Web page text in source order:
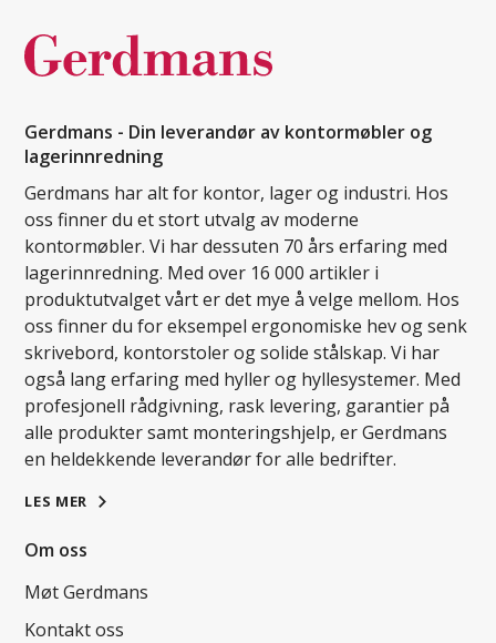
Gerdmans - Din leverandør av kontormøbler og
lagerinnredning
Gerdmans har alt for kontor, lager og industri. Hos
oss finner du et stort utvalg av moderne
kontormøbler. Vi har dessuten 70 års erfaring med
lagerinnredning. Med over 16 000 artikler i
produktutvalget vårt er det mye å velge mellom. Hos
oss finner du for eksempel ergonomiske hev og senk
skrivebord, kontorstoler og solide stålskap. Vi har
også lang erfaring med hyller og hyllesystemer. Med
profesjonell rådgivning, rask levering, garantier på
alle produkter samt monteringshjelp, er Gerdmans
en heldekkende leverandør for alle bedrifter.
LES MER
Om oss
Møt Gerdmans
Kontakt oss